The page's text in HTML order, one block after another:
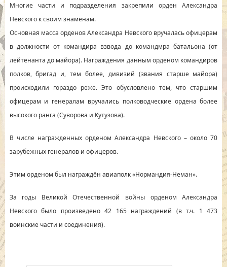
Многие части и подразделения закрепили орден Александра
Невского к своим знамёнам.
Основная масса орденов Александра Невского вручалась офицерам
в должности от командира взвода до командмра батальона (от
лейтенанта до майора). Награждения данным орденом командиров
полков, бригад и, тем более, дивизий (звания старше майора)
происходили гораздо реже. Это обусловлено тем, что старшим
офицерам и генералам вручались полководческие ордена более
высокого ранга (Суворова и Кутузова).
В числе награжденных орденом Александра Невского – около 70
зарубежных генералов и офицеров.
Этим орденом был награждён авиаполк «Нормандия-Неман».
За годы Великой Отечественной войны орденом Александра
Невского было произведено 42 165 награждений (в т.ч. 1 473
воинские части и соединения).